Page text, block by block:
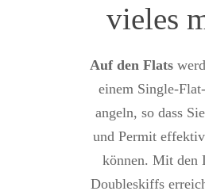
vieles
Auf den Flats
einem Single-
angeln, so dass
und Permit
können. Mit den
Doubleskiffs